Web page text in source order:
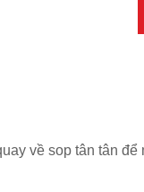
về sop tân tân để